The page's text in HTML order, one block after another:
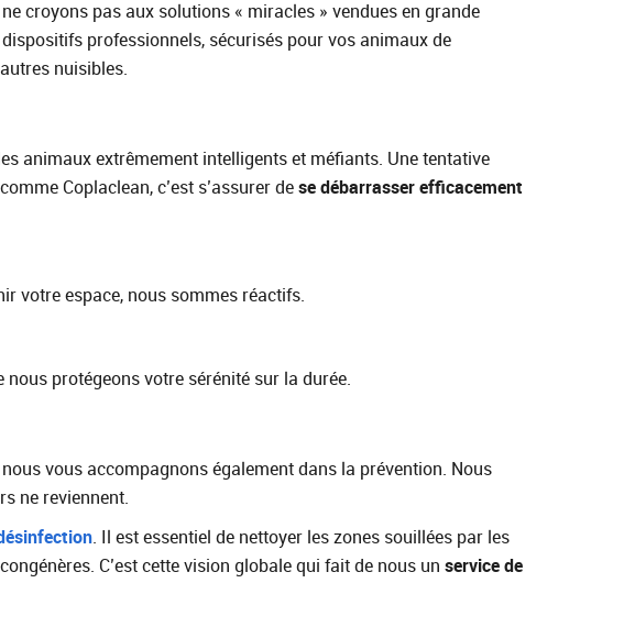
croyons pas aux solutions « miracles » vendues en grande
professionnels, sécurisés pour vos animaux de
nuisibles.
animaux extrêmement intelligents et méfiants. Une tentative
comme Coplaclean, c’est s’assurer dese débarrasser efficacement
votre espace, nous sommes réactifs.
protégeons votre sérénité sur la durée.
nous vous accompagnons également dans la prévention. Nous
ne reviennent.
. Il est essentiel de nettoyer les zones souillées par les
C’est cette vision globale qui fait de nous un service de